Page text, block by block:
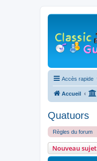
Accès rapide
Accueil
Quatuors
Règles du forum
Nouveau sujet